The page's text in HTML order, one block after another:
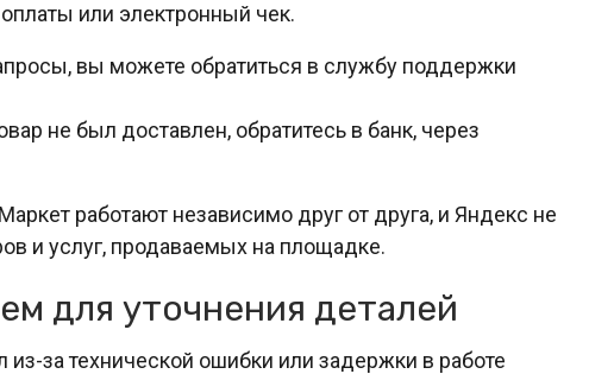
или электронный чек.
вы можете обратиться в службу поддержки
не был доставлен, обратитесь в банк, через
работают независимо друг от друга, и Яндекс не
и услуг, продаваемых на площадке.
для уточнения деталей
за технической ошибки или задержки в работе